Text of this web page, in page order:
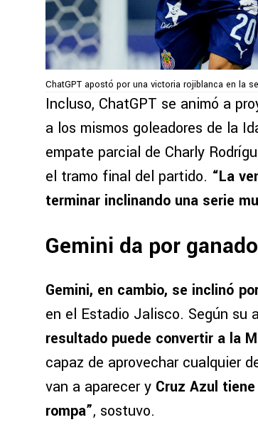
ChatGPT apostó por una victoria rojiblanca en la
Incluso, ChatGPT se animó a
a los mismos goleadores de la
empate parcial de Charly
el tramo final del partido. “La
terminar inclinando una serie
Gemini da por
Gemini, en cambio, se inclinó
en el Estadio Jalisco. Según su
resultado puede convertir a la
capaz de aprovechar cualquier
van a aparecer y Cruz Azul
rompa”, sostuvo.